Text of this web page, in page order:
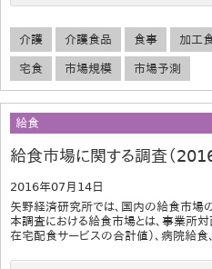
介護 介護食品 食事 加工
宅食 市場規模 市場予測
給食
給食市場に関する調査（
2016年07月14日
矢野経済研究所では、国内の給食市場
本調査における給食市場とは、事業所
在宅配食サービスの合計値）、病院給